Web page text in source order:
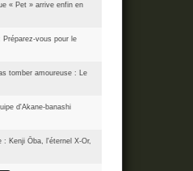
« Pet » arrive enfin en
Préparez-vous pour le
tomber amoureuse : Le
d'Akane-banashi
: Kenji Ōba, l'éternel X-Or,